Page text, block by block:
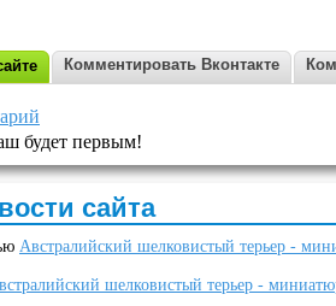
Комментировать Вконтакте
будет первым!
сайта
Австралийский шелковистый терьер -
шелковистый терьер -